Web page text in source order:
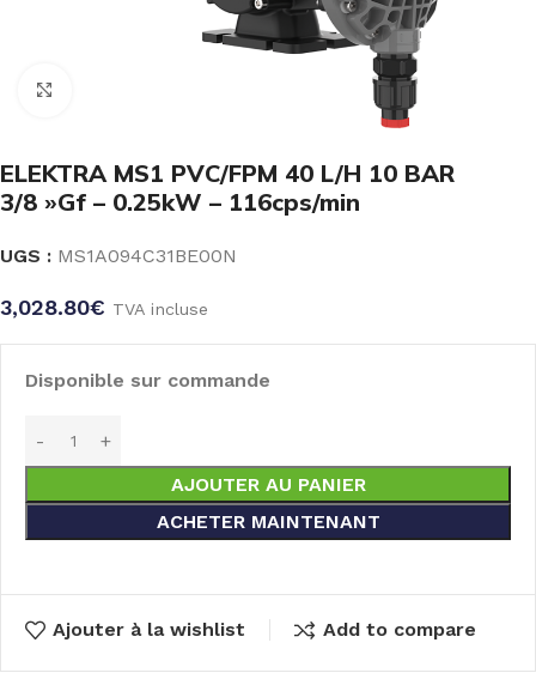
ELEKTRA MS1 PVC/FPM 40 L/H 10 BAR
3/8 »Gf – 0.25kW – 116cps/min
UGS : MS1A094C31BE00N
3,028.80€ TVA incluse
Disponible sur commande
AJOUTER AU PANIER
ACHETER MAINTENANT
Ajouter à la wishlist Add to compare